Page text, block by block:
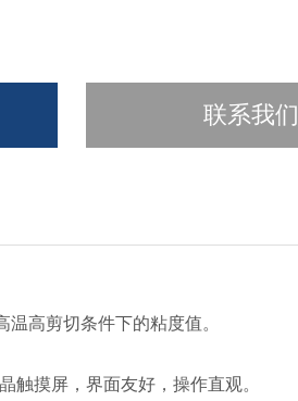
联系我们
高剪切条件下的粘度值。
触摸屏，界面友好，操作直观。